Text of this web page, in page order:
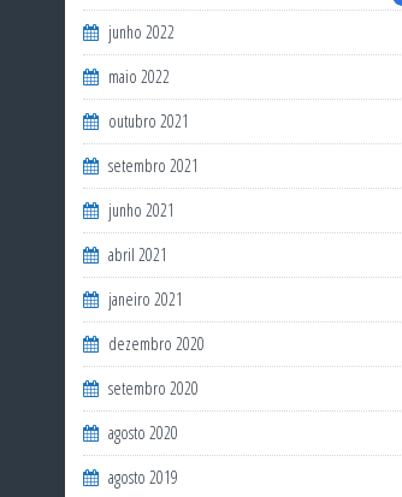
junho 2022
maio 2022
outubro 2021
setembro 2021
junho 2021
abril 2021
janeiro 2021
dezembro 2020
setembro 2020
agosto 2020
agosto 2019